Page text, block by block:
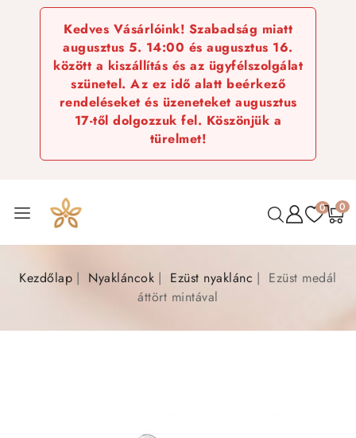
Kedves Vásárlóink! Szabadság miatt
augusztus 5. 14:00 és augusztus 16.
között a kiszállítás és az ügyfélszolgálat
szünetel. Az ez idő alatt beérkező
rendeléseket és üzeneteket augusztus
17-től dolgozzuk fel. Köszönjük a
türelmet!
0 0
Kezdőlap Nyakláncok Ezüst nyaklánc
Ezüst medál
áttört mintával